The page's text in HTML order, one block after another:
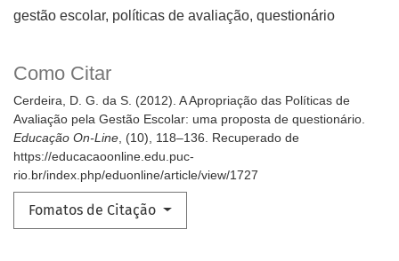
gestão escolar políticas de avaliação questionário
Como Citar
Cerdeira, D. G. da S. (2012). A Apropriação das Políticas de
Avaliação pela Gestão Escolar: uma proposta de questionário.
Educação On-Line, (10), 118–136. Recuperado de
https://educacaoonline.edu.puc-
rio.br/index.php/eduonline/article/view/1727
Fomatos de Citação